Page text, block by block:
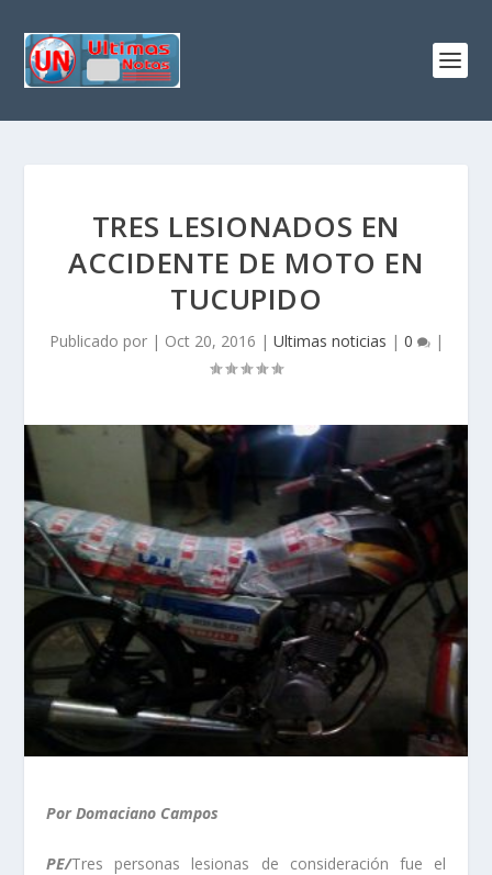
TRES LESIONADOS EN
ACCIDENTE DE MOTO EN
TUCUPIDO
Publicado por | Oct 20, 2016 | Ultimas noticias | 0 |
Por Domaciano Campos
PE/Tres personas lesionas de consideración fue el